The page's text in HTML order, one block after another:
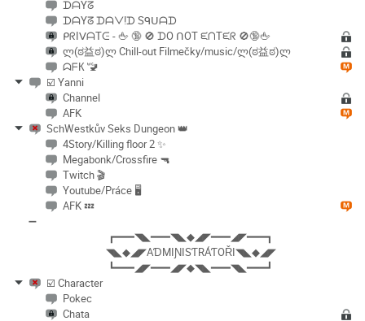
ᗪᗩYᘔ
ᗪᗩYᘔ ᗪᗩᐯ!ᗪ Sᑫᑌᗩᗪ
ᑭᖇIᐯᗩTᕮ - 🖕 🔞 🚫 ᗪO ᑎOT ᙓᑎTᙓᖇ 🚫🔞🖕
ლ(ಠ益ಠ)ლ Chill-out Filmečky/music/ლ(ಠ益ಠ)ლ
ᗣᖴК 🚾
☑️ Yanni
Channel
AFK
SchWestkův Seks Dungeon 👑
4Story/Killing floor 2 ✨
Megabonk/Crossfire 🔫
Twitch 🎬
Youtube/Práce 🖥️
AFK 💤
➖
┏━━━◥◣━━━◥◣◆◢◤━━━◢◤━━━┓
◥◣◆◢◤AƊMIƝISƬRÁƬOŘI◥◣◆◢◤
┗━━━◢◤━━━◢◤◆◥◣━━━◥◣━━━┛
☑️ Character
Pokec
Chata